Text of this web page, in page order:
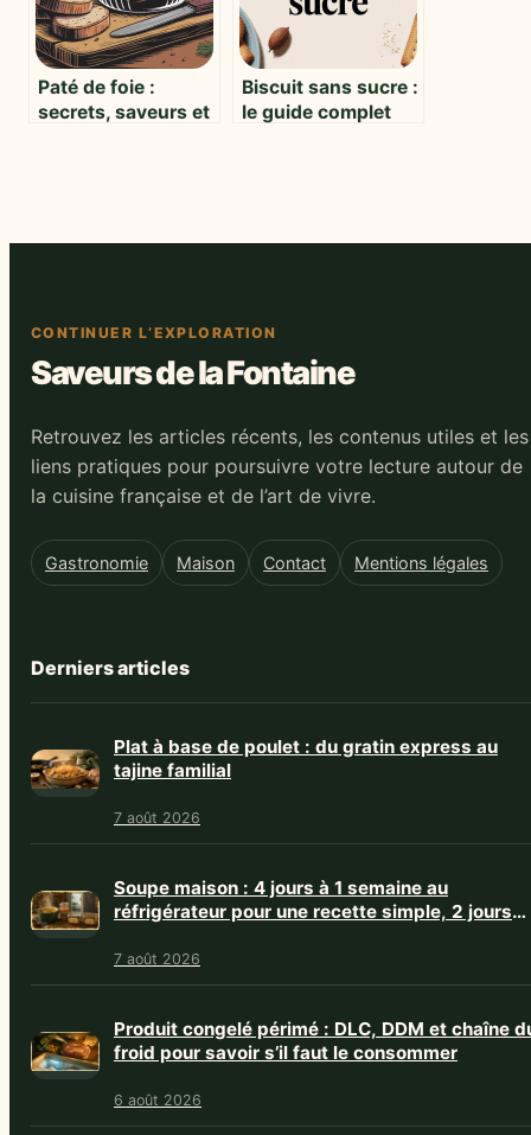
Paté de foie :
secrets, saveurs et
Biscuit sans sucre :
le guide complet
CONTINUER L’EXPLORATION
Saveurs de la Fontaine
Retrouvez les articles récents, les contenus utiles et les
liens pratiques pour poursuivre votre lecture autour de
la cuisine française et de l’art de vivre.
Gastronomie Maison Contact Mentions légales
Derniers articles
Plat à base de poulet : du gratin express au
tajine familial
7 août 2026
Soupe maison : 4 jours à 1 semaine au
réfrigérateur pour une recette simple, 2 jours
7 août 2026
Produit congelé périmé : DLC, DDM et chaîne
froid pour savoir s’il faut le consommer
6 août 2026